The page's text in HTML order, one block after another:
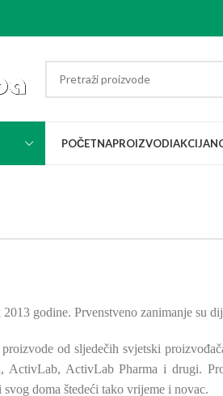
POČETNAPROIZVODIAKCIJA
godine. Prvenstveno zanimanje su
proizvode od sljedečih svjetski
ActivLab, ActivLab Pharma i drugi.
doma štedeći tako vrijeme i novac.